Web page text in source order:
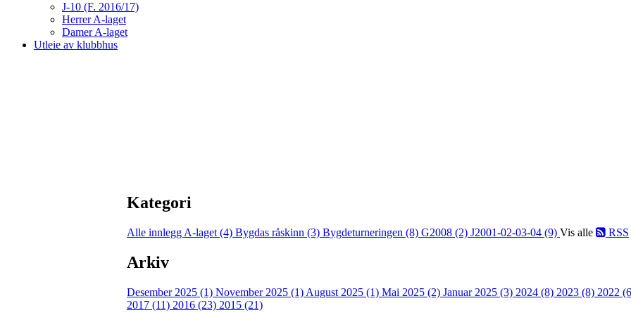
J-10 (F. 2016/17)
Herrer A-laget
Damer A-laget
Utleie av klubbhus
Kategori
Alle innlegg A-laget (4) Bygdas råskinn (3) Bygdeturneringen (8) G2008 (2) J2001-02-03-04 (9) Vis alle RSS
Arkiv
Desember 2025 (1) November 2025 (1) August 2025 (1) Mai 2025 (2) Januar 2025 (3) 2024 (8) 2023 (8) 2022
2017 (11) 2016 (23) 2015 (21)